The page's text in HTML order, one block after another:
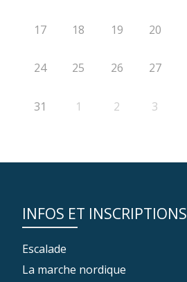
17 18 19 20
24 25 26 27
31 1 2 3
INFOS ET INSCRIPTIONS
Escalade
La marche nordique